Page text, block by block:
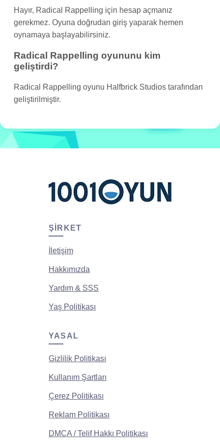
Hayır, Radical Rappelling için hesap açmanız
gerekmez. Oyuna doğrudan giriş yaparak hemen
oynamaya başlayabilirsiniz.
Radical Rappelling oyununu kim
geliştirdi?
Radical Rappelling oyunu Halfbrick Studios tarafından
geliştirilmiştir.
ŞIRKET
İletişim
Hakkımızda
Yardım & SSS
Yaş Politikası
YASAL
Gizlilik Politikası
Kullanım Şartları
Çerez Politikası
Reklam Politikası
DMCA / Telif Hakkı Politikası